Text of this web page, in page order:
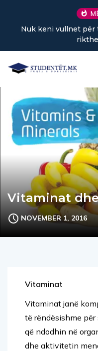
të vogla
Vitaminat
NOVEMBER 1, 2016
Vitaminat
Vitaminat janë
të rëndësishme
që ndodhin në
dhe aktivitetin